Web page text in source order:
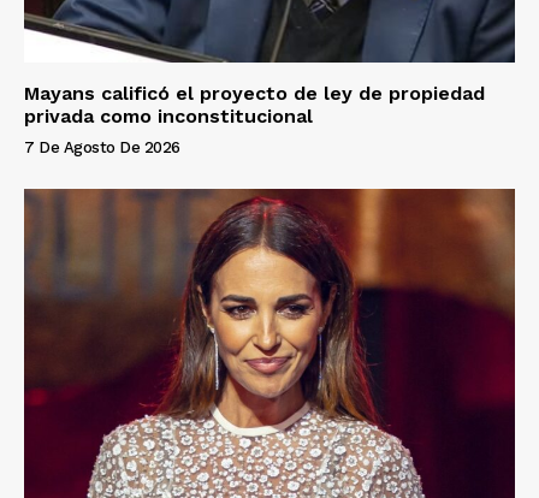
Mayans calificó el proyecto de ley de propiedad
privada como inconstitucional
7 De Agosto De 2026